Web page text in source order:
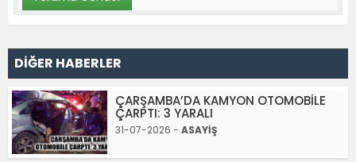
DİĞER HABERLER
ÇARŞAMBA’DA KAMYON OTOMOBİLE
ÇARPTI: 3 YARALI
31-07-2026 - ASAYİŞ